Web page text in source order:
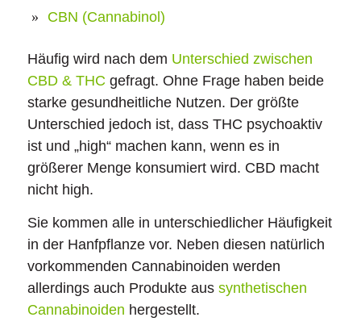
CBN (Cannabinol)
Häufig wird nach dem Unterschied zwischen
CBD & THC gefragt. Ohne Frage haben beide
starke gesundheitliche Nutzen. Der größte
Unterschied jedoch ist, dass THC psychoaktiv
ist und „high“ machen kann, wenn es in
größerer Menge konsumiert wird. CBD macht
nicht high.
Sie kommen alle in unterschiedlicher Häufigkeit
in der Hanfpflanze vor. Neben diesen natürlich
vorkommenden Cannabinoiden werden
allerdings auch Produkte aus synthetischen
Cannabinoiden hergestellt.